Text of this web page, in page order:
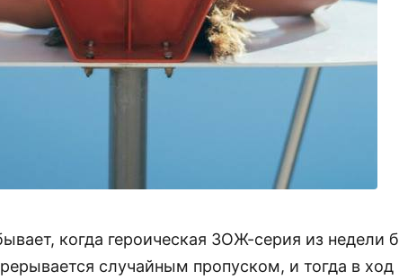
когда героическая ЗОЖ-серия из недели
случайным пропуском, и тогда в ход